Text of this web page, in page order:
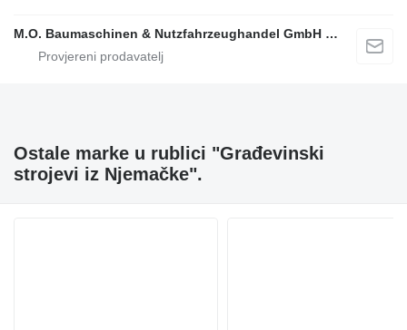
M.O. Baumaschinen & Nutzfahrzeughandel GmbH & CO.
Ostale marke u rublici "Građevinski
strojevi iz Njemačke".